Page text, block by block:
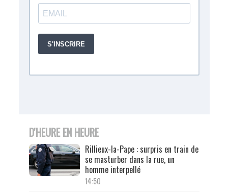
D'HEURE EN HEURE
Rillieux-la-Pape : surpris en train de
se masturber dans la rue, un
homme interpellé
14:50